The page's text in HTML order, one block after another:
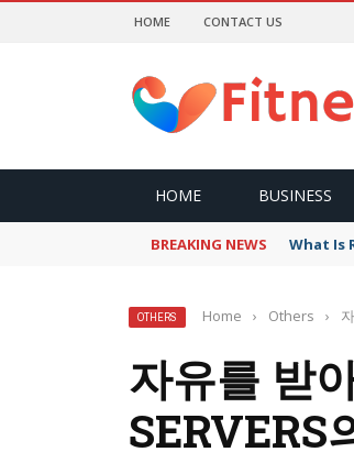
HOME CONTACT US
HOME BUSINESS
BREAKING NEWS What Is
OTHERS Home › Others ›
자유를 받
SERVERS